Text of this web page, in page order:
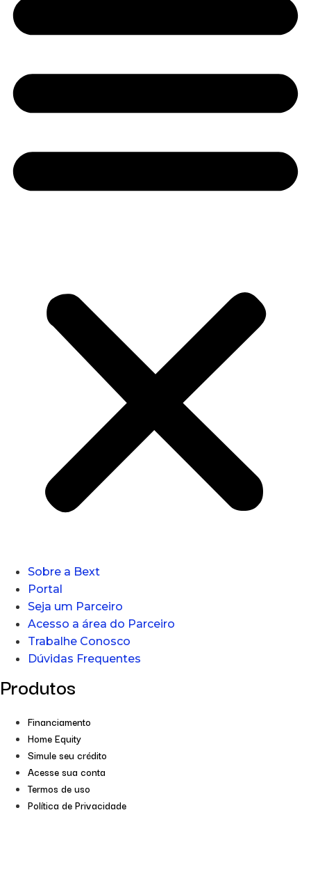
Sobre a Bext
Portal
Seja um Parceiro
Acesso a área do Parceiro
Trabalhe Conosco
Dúvidas Frequentes
Produtos
Financiamento
Home Equity
Simule seu crédito
Acesse sua conta
Termos de uso
Política de Privacidade